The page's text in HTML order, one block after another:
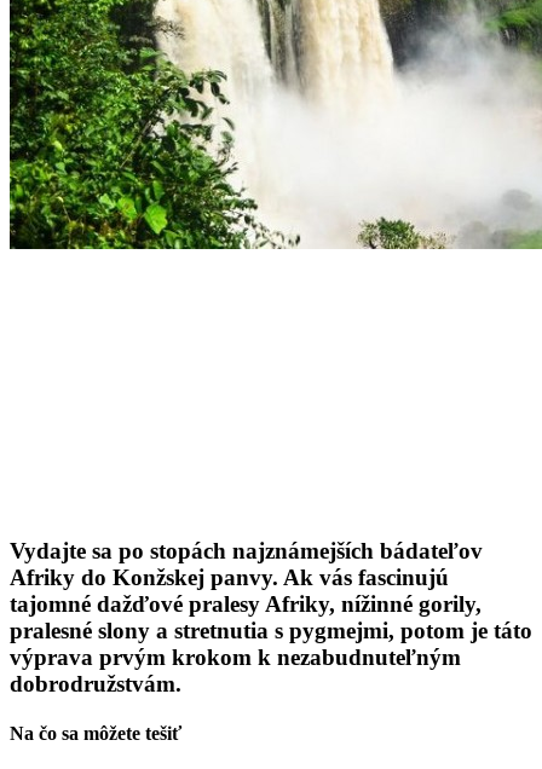
Vydajte sa po stopách najznámejších bádateľov
Afriky do Konžskej panvy. Ak vás fascinujú
tajomné dažďové pralesy Afriky, nížinné gorily,
pralesné slony a stretnutia s pygmejmi, potom je táto
výprava prvým krokom k nezabudnuteľným
dobrodružstvám.
Na čo sa môžete tešiť